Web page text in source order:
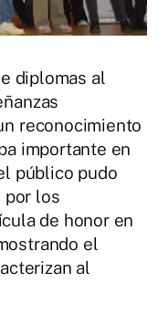
diplomas al
reconocimiento
importante en
público pudo
por los
de honor en
el
al